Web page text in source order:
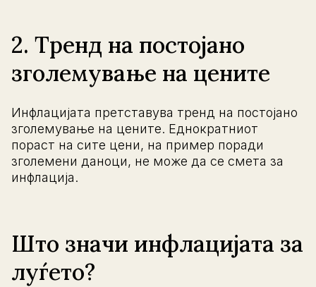
2. Тренд на постојано
зголемување на цените
Инфлацијата претставува тренд на постојано
зголемување на цените. Еднократниот
пораст на сите цени, на пример поради
зголемени даноци, не може да се смета за
инфлација.
Што значи инфлацијата за
луѓето?